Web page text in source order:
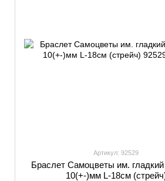
Артикул: 92529
Браслет Самоцветы им.
10(+-)мм L-18см